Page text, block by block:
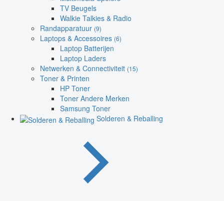
TV Beugels
Walkie Talkies & Radio
Randapparatuur (9)
Laptops & Accessoires (6)
Laptop Batterijen
Laptop Laders
Netwerken & Connectiviteit (15)
Toner & Printen
HP Toner
Toner Andere Merken
Samsung Toner
Solderen & Reballing